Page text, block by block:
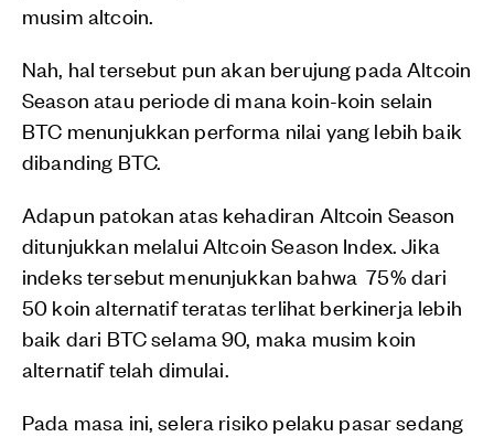
musim altcoin.
Nah, hal tersebut pun akan berujung pada Altcoin
Season atau periode di mana koin-koin selain
BTC menunjukkan performa nilai yang lebih baik
dibanding BTC.
Adapun patokan atas kehadiran Altcoin Season
ditunjukkan melalui Altcoin Season Index. Jika
indeks tersebut menunjukkan bahwa 75% dari
50 koin alternatif teratas terlihat berkinerja lebih
baik dari BTC selama 90, maka musim koin
alternatif telah dimulai.
Pada masa ini, selera risiko pelaku pasar sedang